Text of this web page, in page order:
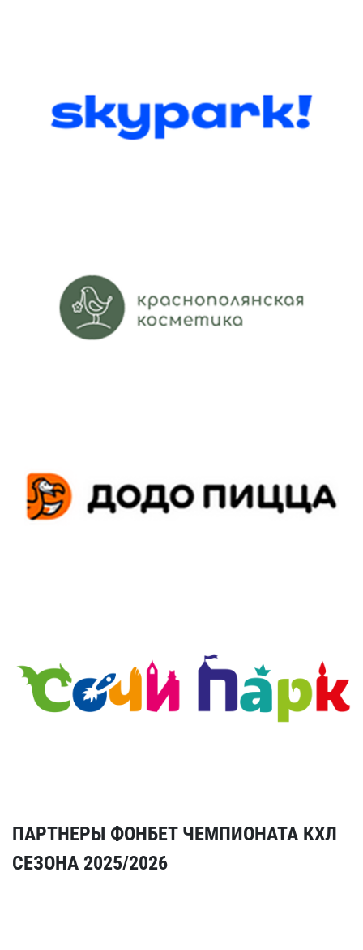
ПАРТНЕРЫ ФОНБЕТ ЧЕМПИОНАТА КХЛ
СЕЗОНА 2025/2026